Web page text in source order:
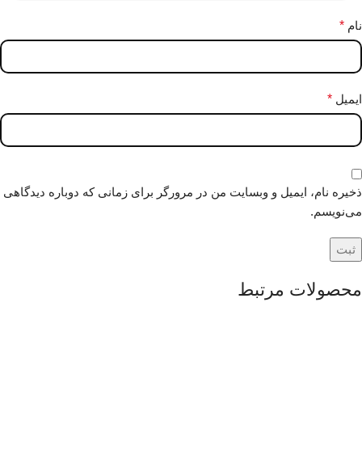
نام *
ایمیل *
ذخیره نام، ایمیل و وبسایت من در مرورگر برای زمانی که دوباره دیدگاهی
می‌نویسم.
محصولات مرتبط